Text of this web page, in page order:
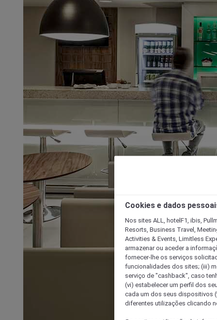
Cookies e dados
Nos sites ALL, hotelF1, ibis,
Resorts, Business Travel,
Activities & Events, Limitless
armazenar ou aceder a
fornecer-lhe os serviços
funcionalidades dos sites; (iii)
serviço de "cashback", caso
(vi) estabelecer um perfil dos
cada um dos seus dispositivos
diferentes utilizações clicando